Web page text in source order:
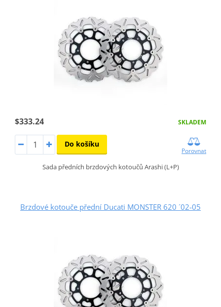
$333.24 SKLADEM
Do košíku
Porovnat
Sada předních brzdových kotoučů Arashi (L+P)
Brzdové kotouče přední Ducati MONSTER 620 ´02-05